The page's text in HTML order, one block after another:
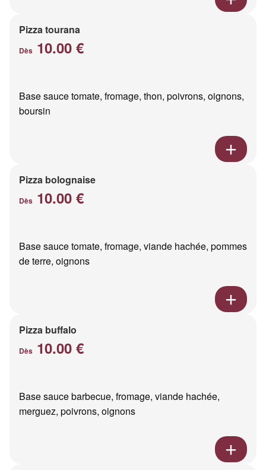
Pizza tourana
Dès 10.00 €
Base sauce tomate, fromage, thon, poivrons, oignons,
boursin
Pizza bolognaise
Dès 10.00 €
Base sauce tomate, fromage, viande hachée, pommes
de terre, oignons
Pizza buffalo
Dès 10.00 €
Base sauce barbecue, fromage, viande hachée,
merguez, poivrons, oignons